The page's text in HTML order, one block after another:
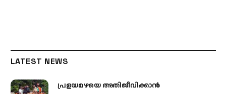
LATEST NEWS
പ്രളയമഴയെ അതിജീവിക്കാന്‍